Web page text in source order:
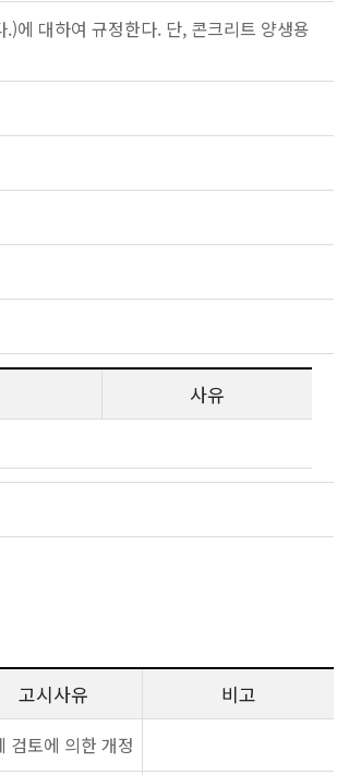
에 대하여 규정한다. 단, 콘크리트 양생용
사유
고시사유 비고
검토에 의한 개정